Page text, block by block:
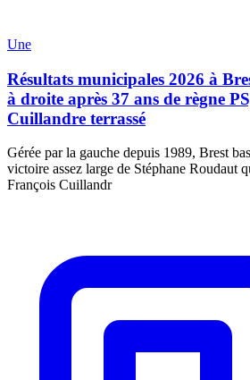
Une
Résultats municipales 2026 à
à droite après 37 ans de règne
Cuillandre terrassé
Gérée par la gauche depuis 1989, Brest
victoire assez large de Stéphane Roudaut
François Cuillandr